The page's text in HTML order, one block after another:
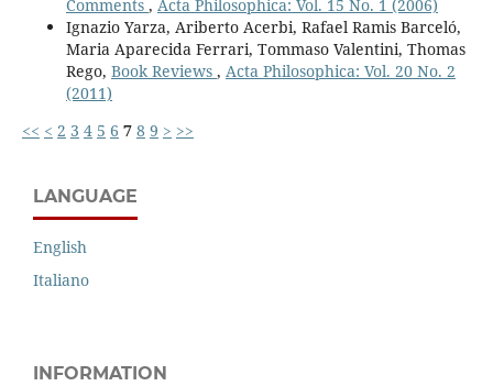
Comments , Acta Philosophica: Vol. 15 No. 1 (2006)
Ignazio Yarza, Ariberto Acerbi, Rafael Ramis Barceló,
Maria Aparecida Ferrari, Tommaso Valentini, Thomas
Rego, Book Reviews , Acta Philosophica: Vol. 20 No. 2
(2011)
<< < 2 3 4 5 6 7 8 9 > >>
LANGUAGE
English
Italiano
INFORMATION